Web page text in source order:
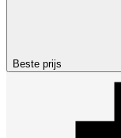
Beste prijs